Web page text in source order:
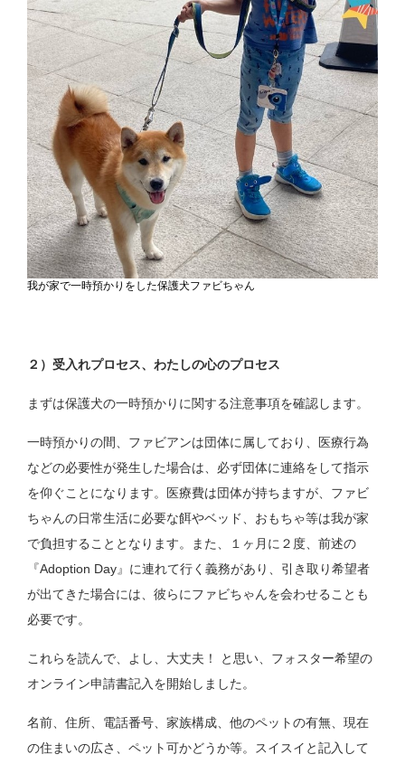
我が家で一時預かりをした保護犬ファビちゃん
２）受入れプロセス、わたしの心のプロセス
まずは保護犬の一時預かりに関する注意事項を確認します。
一時預かりの間、ファビアンは団体に属しており、医療行為
などの必要性が発生した場合は、必ず団体に連絡をして指示
を仰ぐことになります。医療費は団体が持ちますが、ファビ
ちゃんの日常生活に必要な餌やベッド、おもちゃ等は我が家
で負担することとなります。また、１ヶ月に２度、前述の
『Adoption Day』に連れて行く義務があり、引き取り希望者
が出てきた場合には、彼らにファビちゃんを会わせることも
必要です。
これらを読んで、よし、大丈夫！ と思い、フォスター希望の
オンライン申請書記入を開始しました。
名前、住所、電話番号、家族構成、他のペットの有無、現在
の住まいの広さ、ペット可かどうか等。スイスイと記入して